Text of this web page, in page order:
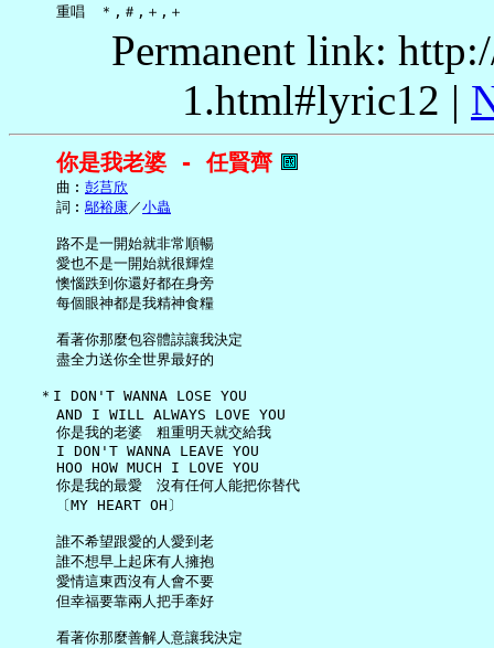
Permanent link:
1.html#lyric12 |
你是我老婆 - 任賢齊
     曲︰
彭莒欣
     詞︰
鄔裕康／小蟲
     路不是一開始就非常順暢
     愛也不是一開始就很輝煌
     懊惱跌到你還好都在身旁
     每個眼神都是我精神食糧
     看著你那麼包容體諒讓我決定
     盡全力送你全世界最好的
   ＊I DON'T WANNA LOSE YOU
     AND I WILL ALWAYS LOVE YOU
     你是我的老婆　粗重明天就交給我
     I DON'T WANNA LEAVE YOU
     HOO HOW MUCH I LOVE YOU
     你是我的最愛　沒有任何人能把你替代
     〔MY HEART OH〕
     誰不希望跟愛的人愛到老
     誰不想早上起床有人擁抱
     愛情這東西沒有人會不要
     但幸福要靠兩人把手牽好
     看著你那麼善解人意讓我決定